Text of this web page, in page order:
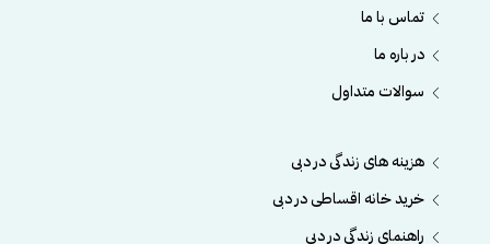
تماس با ما
در باره ما
سوالات متداول
هزینه های زندگی در دبی
خرید خانه اقساطی در دبی
راهنمای زندگی در دبی